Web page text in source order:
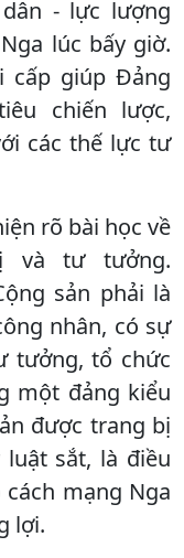
- lực lượng
lúc bấy giờ.
cấp giúp Đảng
chiến lược,
các thế lực tư
rõ bài học về
và tư tưởng.
sản phải là
nhân, có sự
tưởng, tổ chức
một đảng kiểu
được trang bị
sắt, là điều
mạng Nga
lợi.